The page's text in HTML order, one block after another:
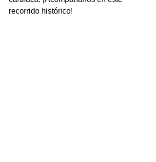
recorrido histórico!